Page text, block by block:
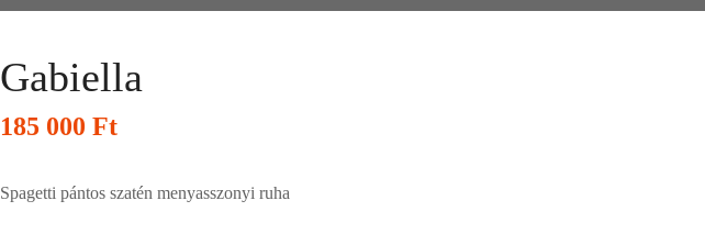
Gabiella
185 000 Ft
Spagetti pántos szatén menyasszonyi ruha